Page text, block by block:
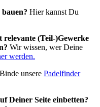
Hier kannst Du
relevante (Teil-)Gewerke
Wir wissen, wer Deine
werden.
Binde unsere Padelfinder
Deiner Seite einbetten?